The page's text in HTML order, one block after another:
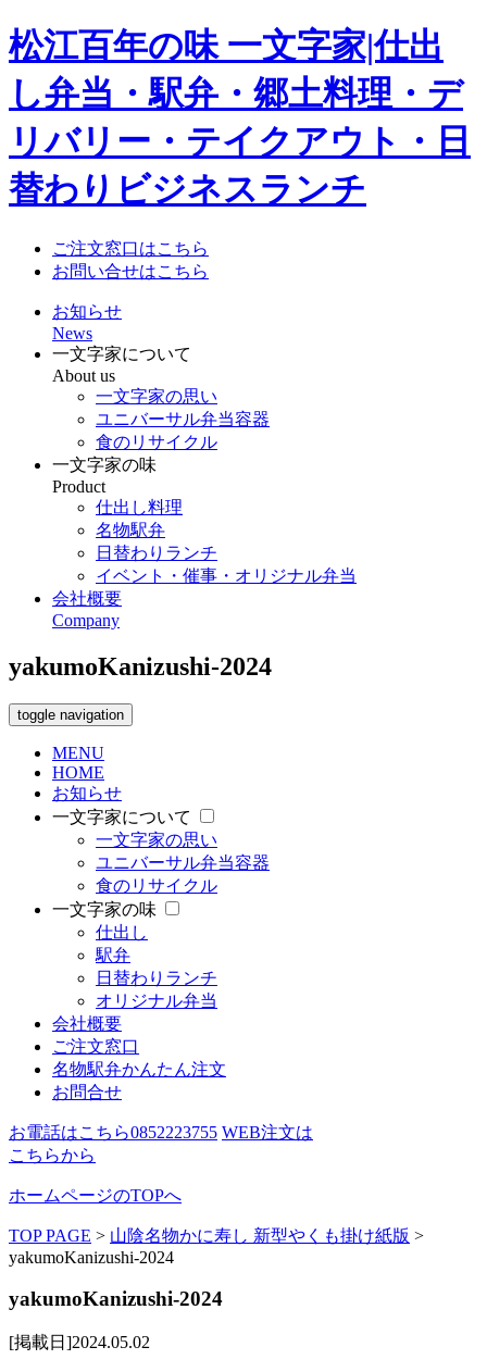
松江百年の味 一文字家|仕出
し弁当・駅弁・郷土料理・デ
リバリー・テイクアウト・日
替わりビジネスランチ
ご注文窓口はこちら
お問い合せはこちら
お知らせ
News
一文字家について
About us
一文字家の思い
ユニバーサル弁当容器
食のリサイクル
一文字家の味
Product
仕出し料理
名物駅弁
日替わりランチ
イベント・催事・オリジナル弁当
会社概要
Company
yakumoKanizushi-2024
toggle navigation
MENU
HOME
お知らせ
一文字家について
一文字家の思い
ユニバーサル弁当容器
食のリサイクル
一文字家の味
仕出し
駅弁
日替わりランチ
オリジナル弁当
会社概要
ご注文窓口
名物駅弁かんたん注文
お問合せ
お電話はこちら0852223755 WEB注文は
こちらから
ホームページのTOPへ
TOP PAGE > 山陰名物かに寿し 新型やくも掛け紙版 >
yakumoKanizushi-2024
yakumoKanizushi-2024
[掲載日]2024.05.02